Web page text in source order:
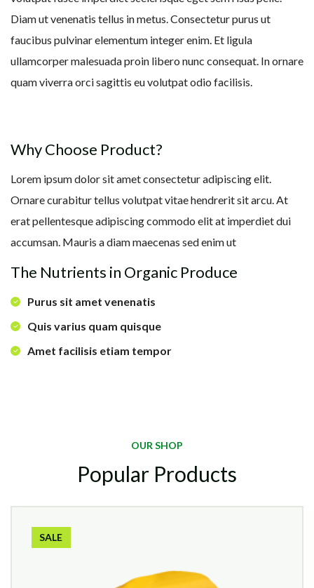
Diam ut venenatis tellus in metus. Consectetur purus ut
faucibus pulvinar elementum integer enim. Et ligula
ullamcorper malesuada proin libero nunc consequat. In ornare
quam viverra orci sagittis eu volutpat odio facilisis.
Why Choose Product?
Lorem ipsum dolor sit amet consectetur adipiscing elit.
Ornare curabitur tellus volutpat vitae hendrerit sit arcu. At
erat pellentesque adipiscing commodo elit at imperdiet dui
accumsan. Mauris a diam maecenas sed enim ut
The Nutrients in Organic Produce
Purus sit amet venenatis
Quis varius quam quisque
Amet facilisis etiam tempor
OUR SHOP
Popular Products
SALE